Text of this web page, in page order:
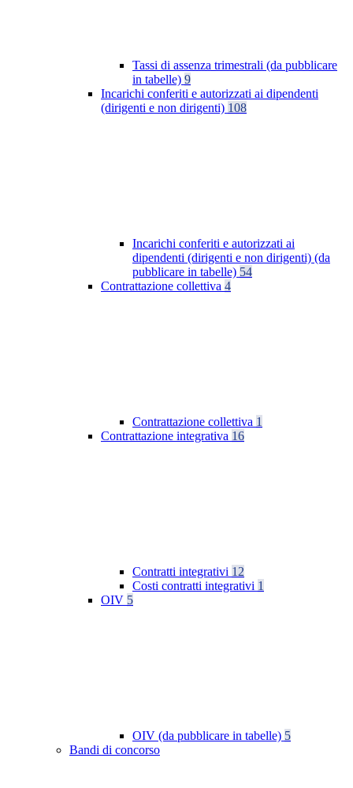
Tassi di assenza trimestrali (da pubblicare
in tabelle) 9
Incarichi conferiti e autorizzati ai dipendenti
(dirigenti e non dirigenti) 108
Incarichi conferiti e autorizzati ai
dipendenti (dirigenti e non dirigenti) (da
pubblicare in tabelle) 54
Contrattazione collettiva 4
Contrattazione collettiva 1
Contrattazione integrativa 16
Contratti integrativi 12
Costi contratti integrativi 1
OIV 5
OIV (da pubblicare in tabelle) 5
Bandi di concorso